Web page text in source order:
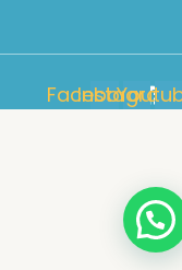
Facebook
Instagram